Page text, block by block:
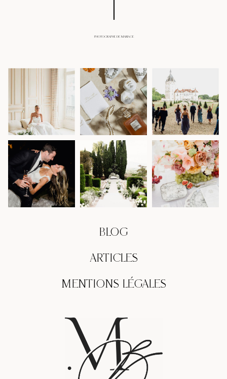
PHOTOGRAPHE DE MARIAGE
BLOG
ARTICLES
MENTIONS LÉGALES